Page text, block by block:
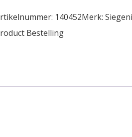
140452Merk:
Bestelling